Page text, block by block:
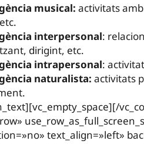
musical: activitats
interpersonal:
dirigint, etc.
intrapersonal:
naturalista: activitats
text_align=»left»